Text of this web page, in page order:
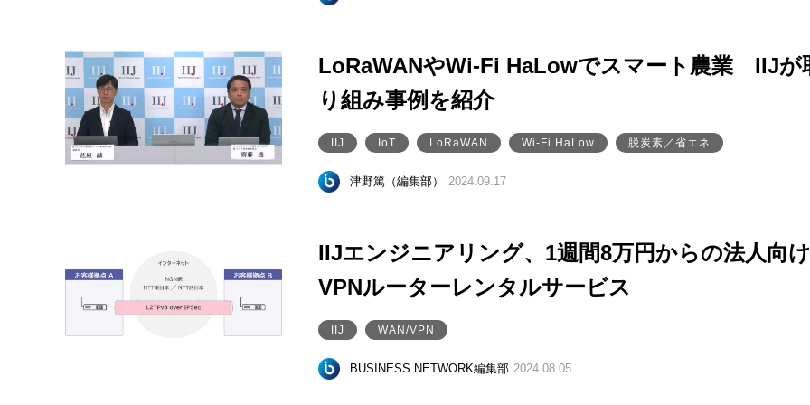
LoRaWANやWi-Fi HaLowでスマート農業 IIJが
り組み事例を紹介
IIJ IoT LoRaWAN Wi-Fi HaLow 脱炭素／省エネ
津野篤（編集部） 2024.09.17
IIJエンジニアリング、1週間8万円からの法人向け
VPNルーターレンタルサービス
IIJ WAN/VPN
BUSINESS NETWORK編集部 2024.08.05